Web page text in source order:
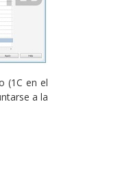
(1C en el
a la